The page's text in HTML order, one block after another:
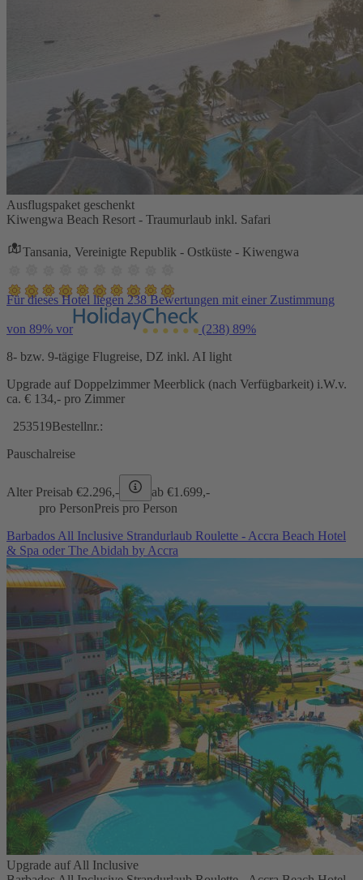
Ausflugspaket geschenkt
Kiwengwa Beach Resort - Traumurlaub inkl. Safari
Tansania, Vereinigte Republik - Ostküste - Kiwengwa
Für dieses Hotel liegen 238 Bewertungen mit einer Zustimmung
von 89% vor (238) 89%
8- bzw. 9-tägige Flugreise, DZ inkl. AI light
Upgrade auf Doppelzimmer Meerblick (nach Verfügbarkeit) i.W.v.
ca. € 134,- pro Zimmer
253519Bestellnr.:
Pauschalreise
Alter Preisab €2.296,- ab €1.699,-
pro PersonPreis pro Person
Barbados All Inclusive Strandurlaub Roulette - Accra Beach Hotel
& Spa oder The Abidah by Accra
Upgrade auf All Inclusive